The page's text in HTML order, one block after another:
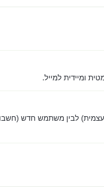
ומיידית למייל.
לבין משתמש חדש